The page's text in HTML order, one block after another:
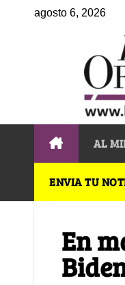
agosto 6, 2026
AL
ENVIA TU
En